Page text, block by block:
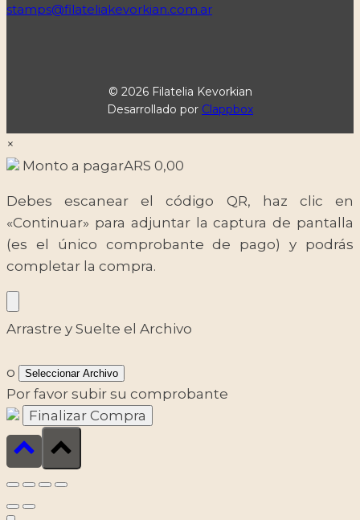
stamps@filateliakevorkian.com.ar
© 2026 Filatelia Kevorkian
Desarrollado por Clappbox
×
Monto a pagarARS 0,00
Debes escanear el código QR, haz clic en
«Continuar» para adjuntar la captura de pantalla
(es el único comprobante de pago) y podrás
completar la compra.
Arrastre y Suelte el Archivo
o Seleccionar Archivo
Por favor subir su comprobante